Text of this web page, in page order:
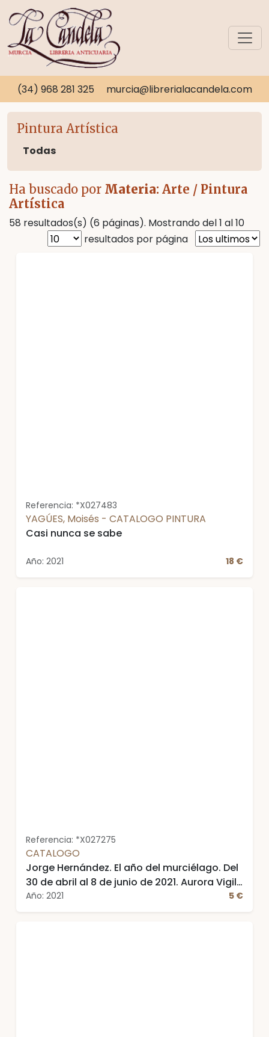
(34) 968 281 325 murcia@librerialacandela.com
Pintura Artística
Todas
Ha buscado por Materia: Arte / Pintura
Artística
58 resultados(s) (6 páginas). Mostrando del 1 al 10
resultados por página
Referencia: *X027483
YAGÚES, Moisés - CATALOGO PINTURA
Casi nunca se sabe
Año: 2021 18 €
Referencia: *X027275
CATALOGO
Jorge Hernández. El año del murciélago. Del
30 de abril al 8 de junio de 2021. Aurora Vigil
Escalera. Galería de Arte
Año: 2021 5 €